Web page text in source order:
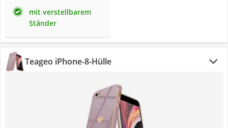
mit verstellbarem
Ständer
Teageo iPhone-8-Hülle